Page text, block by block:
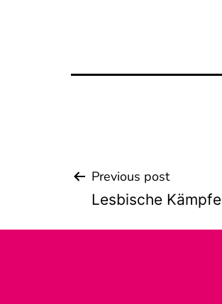
Beitrags-
Previous post
Lesbische Kämpfe